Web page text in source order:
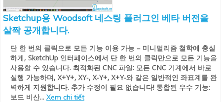
Sketchup용 Woodsoft 네스팅 플러그인 베타 버전을
살짝 공개합니다.
단 한 번의 클릭으로 모든 기능 이용 가능 – 미니멀리즘 철학에 충실
하게, SketchUp 인터페이스에서 단 한 번의 클릭만으로 모든 기능을
사용할 수 있습니다. 최적화된 CNC 파일: 모든 CNC 기계에서 바로
실행 가능하며, X+Y+, XY-, X-Y+, X+Y-와 같은 일반적인 좌표계를 완
벽하게 지원합니다. 추가 수정이 필요 없습니다! 통합된 우수 기능:
보드 비산... Xem chi tiết